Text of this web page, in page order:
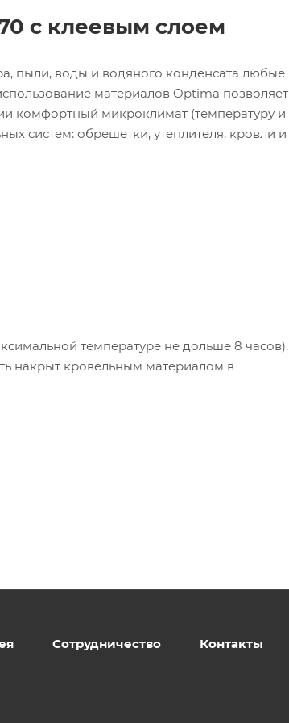
с клеевым слоем
пыли, воды и водяного конденсата любые
материалов Optima позволяет
комфортный микроклимат (температуру и
систем: обрешетки, утеплителя, кровли и
температуре не дольше 8 часов).
накрыт кровельным материалом в
Сотрудничество Контакты